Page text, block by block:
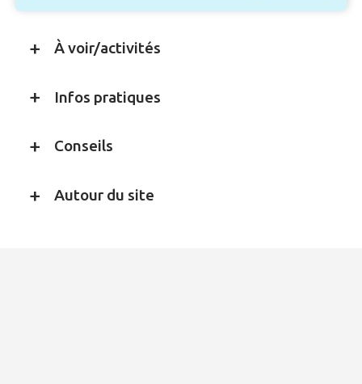
À voir/activités
Infos pratiques
Conseils
Autour du site